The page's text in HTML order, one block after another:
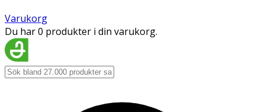
Varukorg
Du har 0 produkter i din varukorg.